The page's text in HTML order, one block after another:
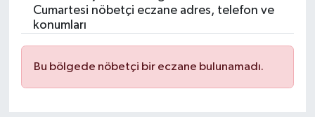
Cumartesi nöbetçi eczane adres, telefon ve
konumları
Bu bölgede nöbetçi bir eczane bulunamadı.
Spor
Yaşam
Yerel Yönetimler